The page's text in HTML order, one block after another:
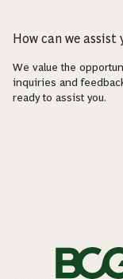
How can we assist
We value the
inquiries and
ready to assist you.